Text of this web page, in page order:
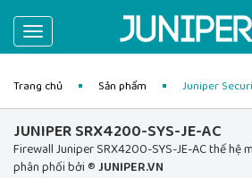
Toggle
navigation
Trang chủ Sản phẩm Juniper
JUNIPER SRX4200-SYS-JE-AC
Firewall Juniper SRX4200-SYS-JE-AC thế hệ
phân phối bởi ®JUNIPER.VN